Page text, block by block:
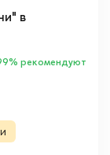
в
рекомендуют